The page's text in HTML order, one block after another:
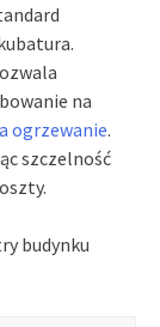
na
ogrzewanie.
szczelność
budynku